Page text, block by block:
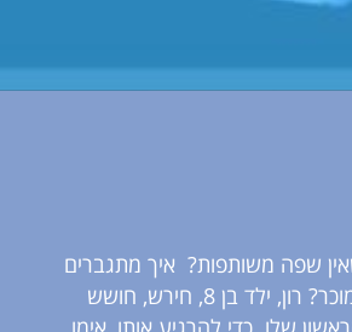
שפה משותפות? איך מתגברים
על הפחד מהלא מוכר? רון, ילד בן 8, חירש, חושש